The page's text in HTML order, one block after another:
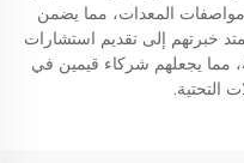
المعدات، مما يضمن
خبرتهم إلى تقديم استشارات
مما يجعلهم شركاء قيمين في
التحتية.